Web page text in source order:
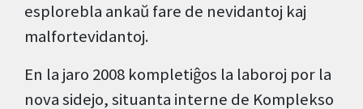
esplorebla ankaŭ fare de nevidantoj kaj
malfortevidantoj.
En la jaro 2008 kompletiĝos la laboroj por la
nova sidejo, situanta interne de Komplekso